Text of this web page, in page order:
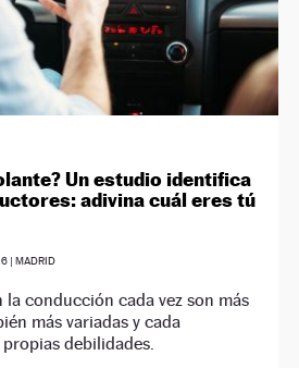
Un estudio identifica
adivina cuál eres tú
| MADRID
la conducción cada vez son más
más variadas y cada
debilidades.